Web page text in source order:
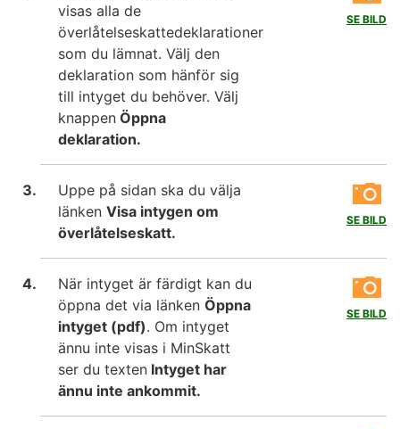
SE BILD
visas alla de
överlåtelseskattedeklarationer
som du lämnat. Välj den
deklaration som hänför sig
till intyget du behöver. Välj
knappen Öppna
deklaration.
SE BILD
Uppe på sidan ska du välja
länken Visa intygen om
överlåtelseskatt.
SE BILD
När intyget är färdigt kan du
öppna det via länken Öppna
intyget (pdf). Om intyget
ännu inte visas i MinSkatt
ser du texten Intyget har
ännu inte ankommit.